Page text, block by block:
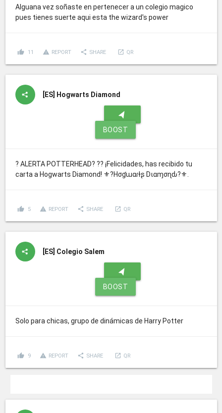
Alguana vez soñaste en pertenecer a un colegio magico
pues tienes suerte aqui esta the wizard's power
thumb_up 11 report_problem REPORT share SHARE launch QR
[ES] Hogwarts Diamond
navigation
BOOST
? ALERTA POTTERHEAD? ?? ¡Felicidades, has recibido tu
carta a Hogwarts Diamond! ⚜?Hσɠɯαɾƚʂ Dιαɱσɳԃ?⚜.
thumb_up 5 report_problem REPORT share SHARE launch QR
[ES] Colegio Salem
navigation
BOOST
Solo para chicas, grupo de dinámicas de Harry Potter
thumb_up 9 report_problem REPORT share SHARE launch QR